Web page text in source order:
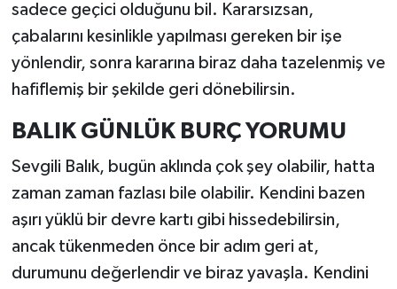
sadece geçici olduğunu bil. Kararsızsan,
çabalarını kesinlikle yapılması gereken bir işe
yönlendir, sonra kararına biraz daha tazelenmiş ve
hafiflemiş bir şekilde geri dönebilirsin.
BALIK GÜNLÜK BURÇ YORUMU
Sevgili Balık, bugün aklında çok şey olabilir, hatta
zaman zaman fazlası bile olabilir. Kendini bazen
aşırı yüklü bir devre kartı gibi hissedebilirsin,
ancak tükenmeden önce bir adım geri at,
durumunu değerlendir ve biraz yavaşla. Kendini